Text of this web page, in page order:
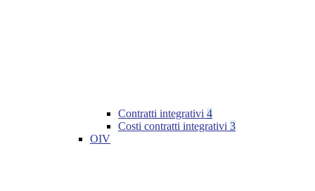
Contratti integrativi 4
Costi contratti integrativi 3
OIV